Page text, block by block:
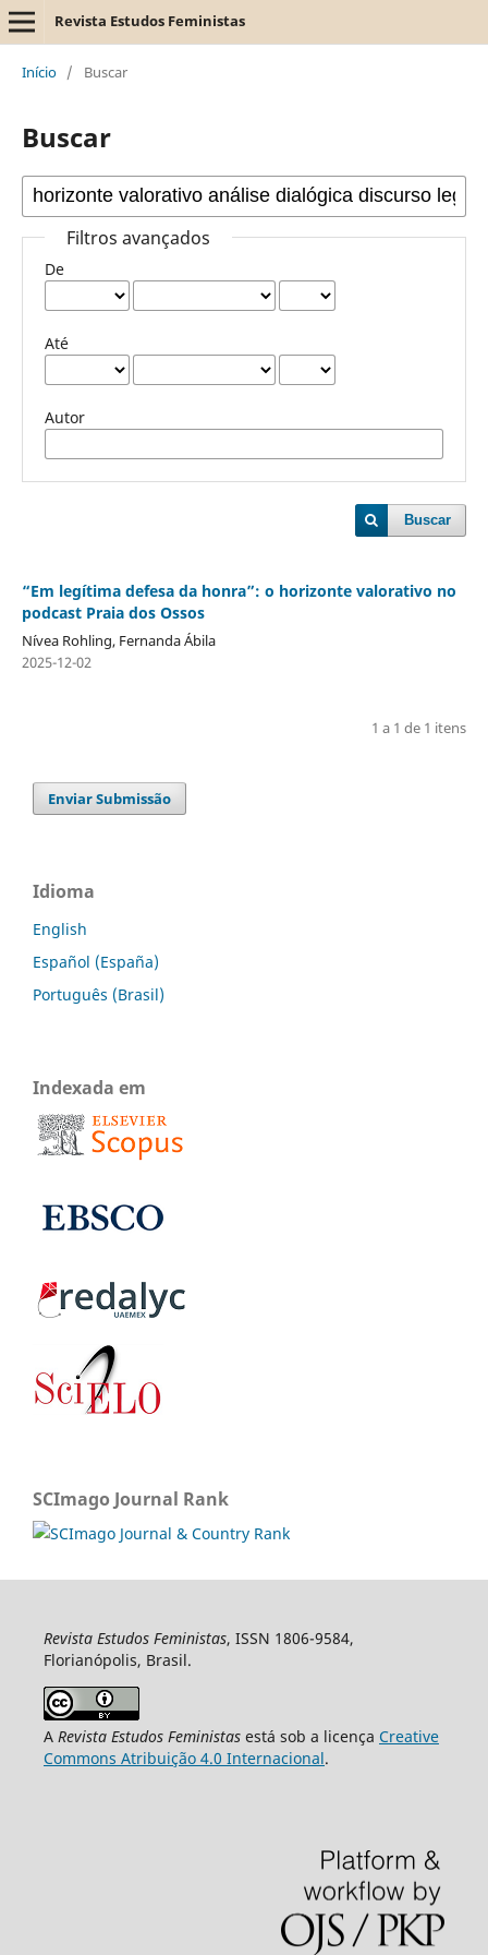
Revista Estudos Feministas
Início / Buscar
Buscar
Filtros avançados
De
Até
Autor
Buscar
“Em legítima defesa da honra”: o horizonte valorativo no
podcast Praia dos Ossos
Nívea Rohling, Fernanda Ábila
2025-12-02
1 a 1 de 1 itens
Enviar Submissão
Idioma
English
Español (España)
Português (Brasil)
Indexada em
SCImago Journal Rank
Revista Estudos Feministas, ISSN 1806-9584,
Florianópolis, Brasil.
A Revista Estudos Feministasestá sob a licença Creative
Commons Atribuição 4.0 Internacional.